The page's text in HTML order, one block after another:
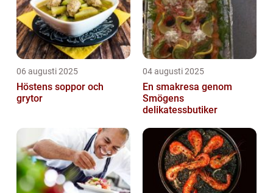
06 augusti 2025
Höstens soppor och
grytor
04 augusti 2025
En smakresa genom
Smögens
delikatessbutiker